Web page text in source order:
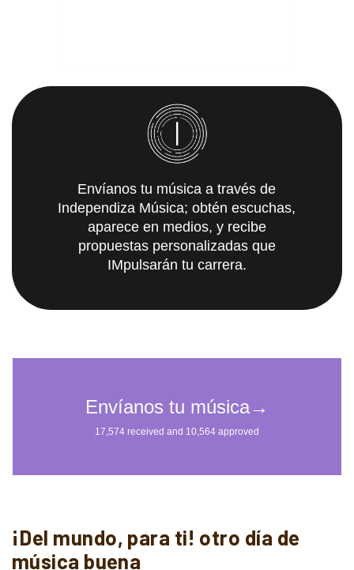
Envíanos tu música a través de
Independiza Música; obtén escuchas,
aparece en medios, y recibe
propuestas personalizadas que
IMpulsarán tu carrera.
¡Del mundo, para ti! otro día de
música buena